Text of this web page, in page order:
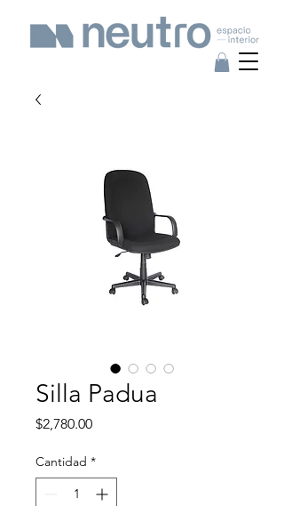
Silla Padua
$2,780.00Precio
Cantidad *